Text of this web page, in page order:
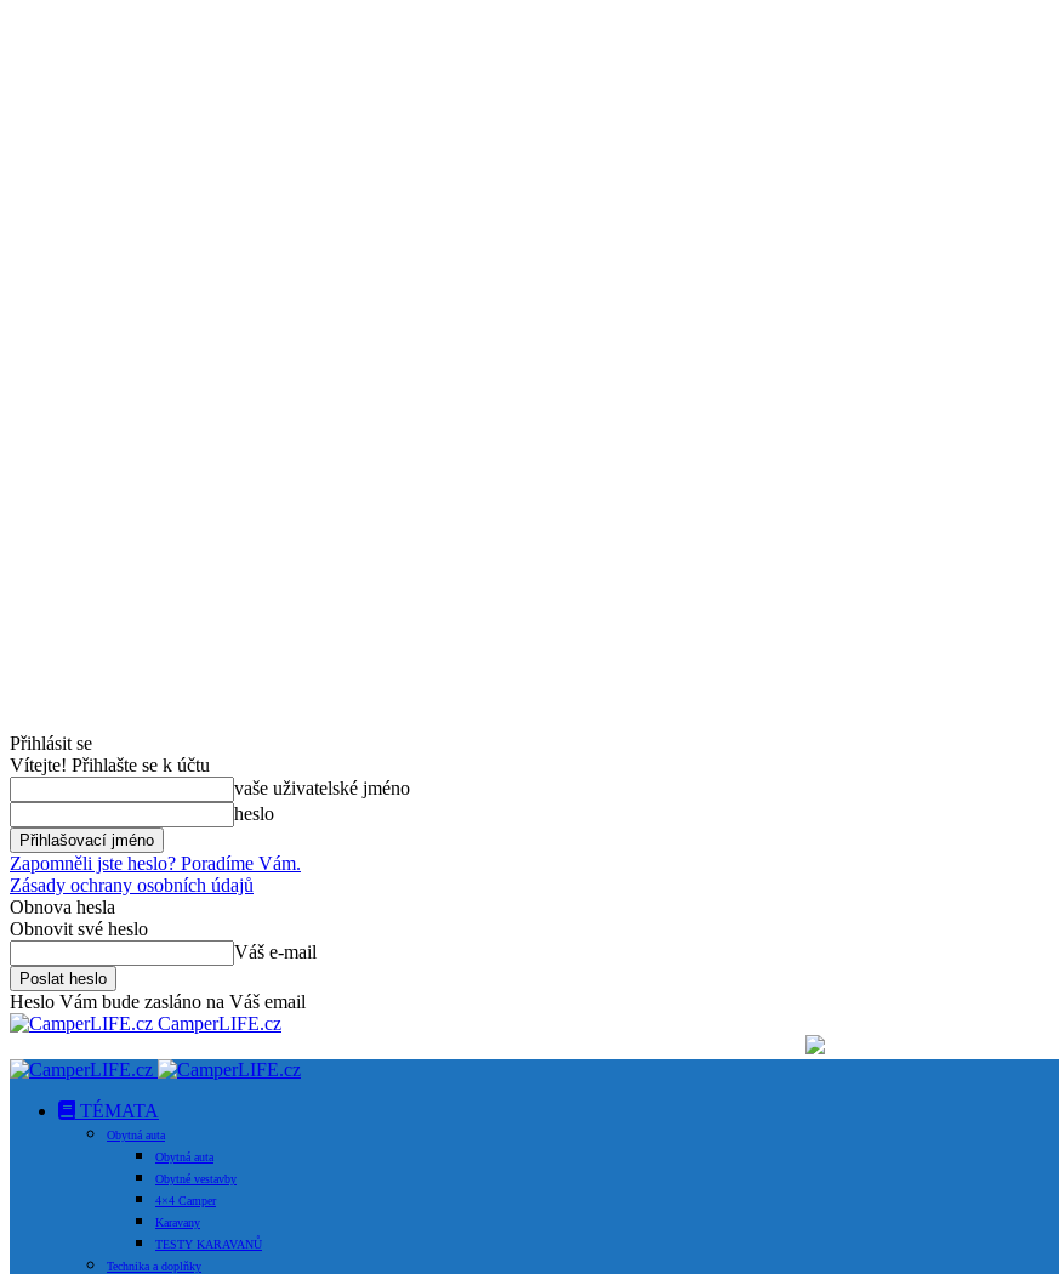
Přihlásit se
Vítejte! Přihlašte se k účtu
vaše uživatelské jméno
heslo
Zapomněli jste heslo? Poradíme Vám.
Zásady ochrany osobních údajů
Obnova hesla
Obnovit své heslo
Váš e-mail
Heslo Vám bude zasláno na Váš email
CamperLIFE.cz
TÉMATA
Obytná auta
Obytná auta
Obytné vestavby
4×4 Camper
Karavany
TESTY KARAVANŮ
Technika a doplňky